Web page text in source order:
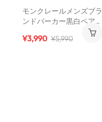
モンクレールメンズブラ
ンドパーカー黒白ペアお
揃い 男性カジュアルトレ
ーナーMoncler メンズ レ
¥3,990 ¥5,990